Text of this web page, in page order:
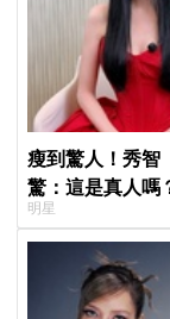
瘦到驚人！秀智
驚：這是真人嗎
明星